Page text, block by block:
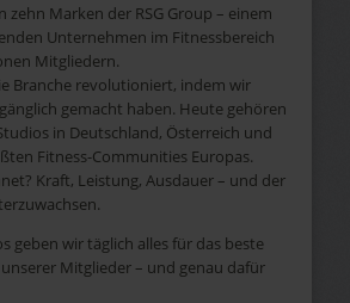
zehn Marken der RSG Group – einem
Unternehmen im Fitnessbereich
Mitgliedern.
Branche revolutioniert, indem wir
gemacht haben. Heute gehören
in Deutschland, Österreich und
Fitness-Communities Europas.
Kraft, Leistung, Ausdauer – und der
geben wir täglich alles für das beste
Mitglieder – und genau dafür